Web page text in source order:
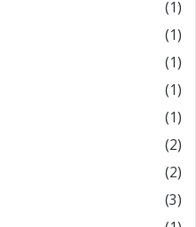
(1)
(1)
(1)
(1)
(1)
(2)
(2)
(3)